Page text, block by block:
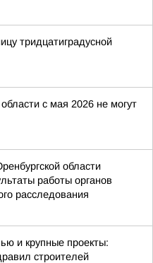
тридцатиградусной
с мая 2026 не могут
области
работы органов
расследования
и крупные проекты:
строителей